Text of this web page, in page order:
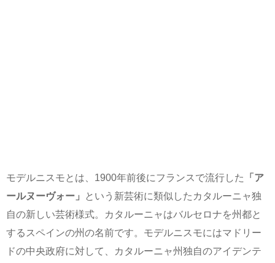
モデルニスモとは、1900年前後にフランスで流行した
「ア
ールヌーヴォー」
という新芸術に類似したカタルーニャ独
自の新しい芸術様式。カタルーニャはバルセロナを州都と
するスペインの州の名前です。モデルニスモにはマドリー
ドの中央政府に対して、カタルーニャ州独自のアイデンテ